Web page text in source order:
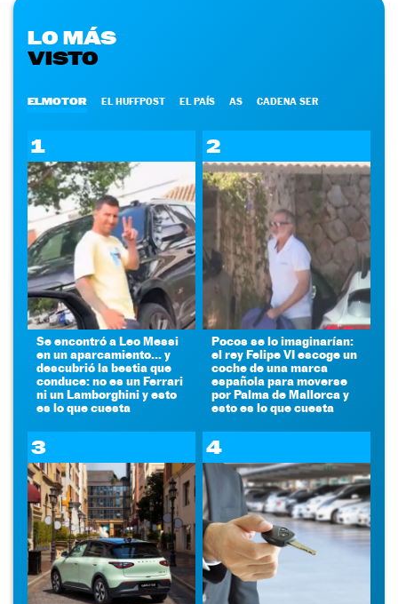
LO MÁS
VISTO
ELMOTOR EL HUFFPOST EL PAÍS AS CADENA SER
1
Se encontró a Leo Messi
en un aparcamiento... y
descubrió la bestia que
conduce: no es un Ferrari
ni un Lamborghini y esto
es lo que cuesta
2
Pocos se lo imaginarían:
el rey Felipe VI escoge un
coche de una marca
española para moverse
por Palma de Mallorca y
esto es lo que cuesta
3 4